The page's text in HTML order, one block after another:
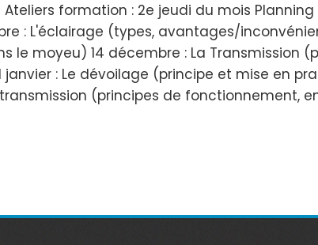
formation : 2e jeudi du mois Planning
: L'éclairage (types, avantages/
moyeu) 14 décembre : La Transmission
: Le dévoilage (principe et mise en
(principes de fonctionnement,